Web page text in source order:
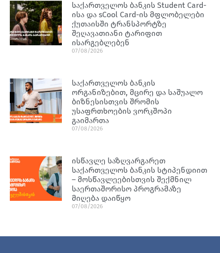
საქართველოს ბანკის Student Card-
ისა და sCool Card-ის მფლობელები
ქუთაისში ტრანსპორტზე
შეღავათიანი ტარიფით
ისარგებლებენ
07/08/2026
საქართველოს ბანკის
ორგანიზებით, მცირე და საშუალო
ბიზნესისთვის შრომის
უსაფრთხოების ვორკშოპი
გაიმართა
07/08/2026
ისწავლე საზღვარგარეთ
საქართველოს ბანკის სტიპენდიით
– მოსწავლეებისთვის შექმნილ
საერთაშორისო პროგრამაზე
მიღება დაიწყო
07/08/2026